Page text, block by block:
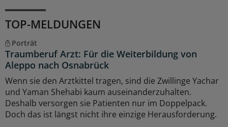
TOP-MELDUNGEN
Porträt
Traumberuf Arzt: Für die Weiterbildung von
Aleppo nach Osnabrück
Wenn sie den Arztkittel tragen, sind die Zwillinge Yachar
und Yaman Shehabi kaum auseinanderzuhalten.
Deshalb versorgen sie Patienten nur im Doppelpack.
Doch das ist längst nicht ihre einzige Herausforderung.